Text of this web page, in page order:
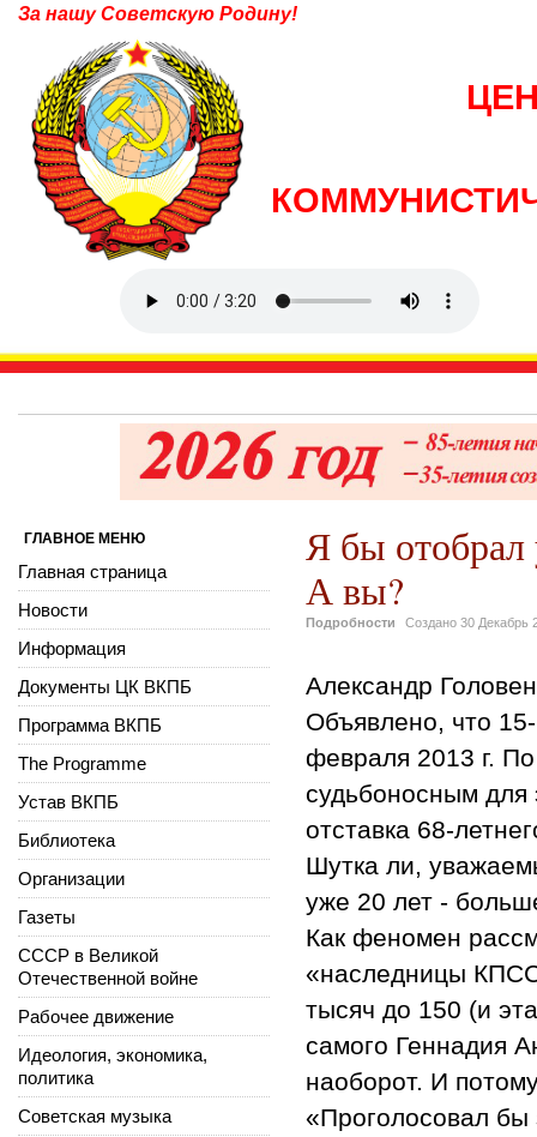
За нашу Советскую Родину!
Я бы
А вы?
Подробности Создано 30 Декабрь
Александр
Объявлено, что
февраля 2013 г.
судьбоносным для
отставка 68-
Шутка ли,
уже 20 лет -
Как феномен
«наследницы
тысяч до 150 (и
самого Геннадия
наоборот. И
«Проголосовал
ГЛАВНОЕ МЕНЮ
Главная страница
Новости
Информация
Документы ЦК ВКПБ
Программа ВКПБ
The Programme
Устав ВКПБ
Библиотека
Организации
Газеты
СССР в Великой
Отечественной войне
Рабочее движение
Идеология, экономика,
политика
Советская музыка